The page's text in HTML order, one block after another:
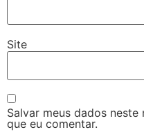
Site
Salvar meus dados
que eu comentar.